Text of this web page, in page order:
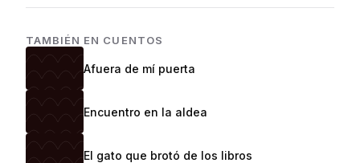
TAMBIÉN EN CUENTOS
Afuera de mí puerta
Encuentro en la aldea
El gato que brotó de los libros